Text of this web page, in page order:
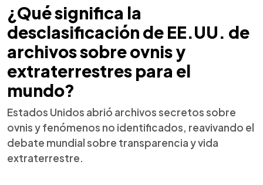
¿Qué significa la
desclasificación de EE.UU. de
archivos sobre ovnis y
extraterrestres para el
mundo?
Estados Unidos abrió archivos secretos sobre
ovnis y fenómenos no identificados, reavivando el
debate mundial sobre transparencia y vida
extraterrestre.